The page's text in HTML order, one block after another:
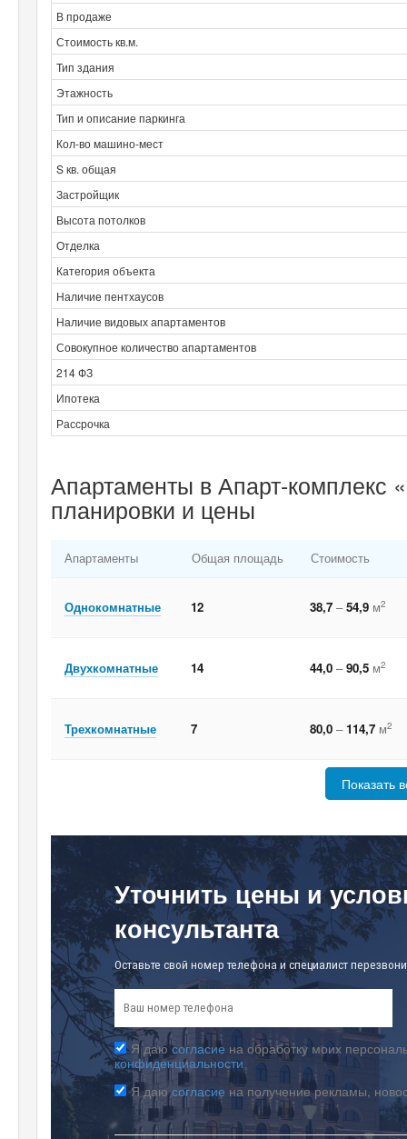
В продаже
Стоимость кв.м.
Тип здания
Этажность
Тип и описание паркинга
Кол-во машино-мест
S кв. общая
Застройщик
Высота потолков
Отделка
Категория объекта
Наличие пентхаусов
Наличие видовых апартаментов
Совокупное количество апартаментов
214 ФЗ
Ипотека
Рассрочка
Апартаменты в Апарт-комплекс
планировки и цены
Апартаменты Общая площадь Стоимость
Однокомнатные 12 38,7 –54,9 м2
Двухкомнатные 14 44,0 –90,5 м2
Трехкомнатные 7 80,0 –114,7 м2
Показать
Уточнить цены и
консультанта
Оставьте свой номер телефона и специалист
Я даюсогласие на обработку моих
конфиденциальности
Я даюсогласие на получение рекламы,